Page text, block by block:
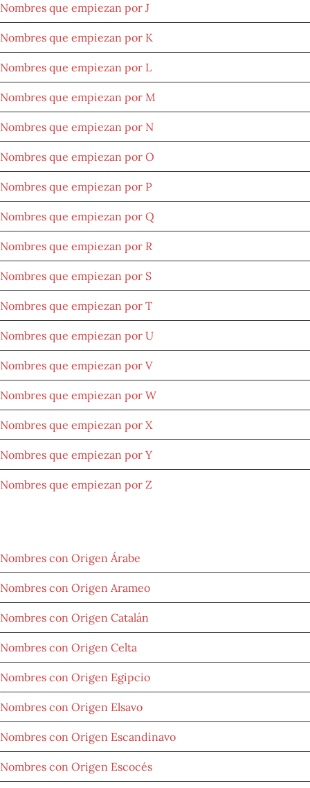
Nombres que empiezan por J
Nombres que empiezan por K
Nombres que empiezan por L
Nombres que empiezan por M
Nombres que empiezan por N
Nombres que empiezan por O
Nombres que empiezan por P
Nombres que empiezan por Q
Nombres que empiezan por R
Nombres que empiezan por S
Nombres que empiezan por T
Nombres que empiezan por U
Nombres que empiezan por V
Nombres que empiezan por W
Nombres que empiezan por X
Nombres que empiezan por Y
Nombres que empiezan por Z
Nombres con Origen Árabe
Nombres con Origen Arameo
Nombres con Origen Catalán
Nombres con Origen Celta
Nombres con Origen Egipcio
Nombres con Origen Elsavo
Nombres con Origen Escandinavo
Nombres con Origen Escocés